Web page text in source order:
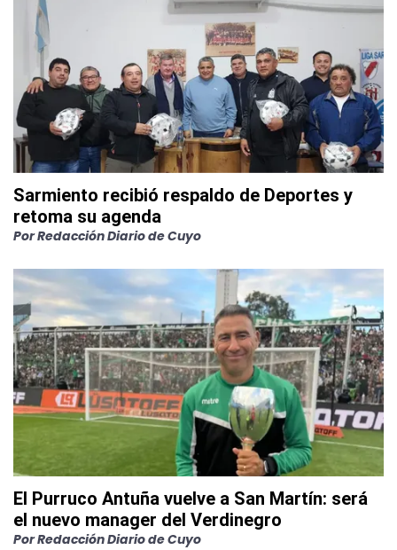
Sarmiento recibió respaldo de Deportes y
retoma su agenda
PorRedacción Diario de Cuyo
El Purruco Antuña vuelve a San Martín: será
el nuevo manager del Verdinegro
PorRedacción Diario de Cuyo